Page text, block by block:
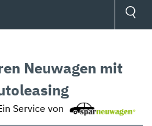
Neuwagen mit
Service von